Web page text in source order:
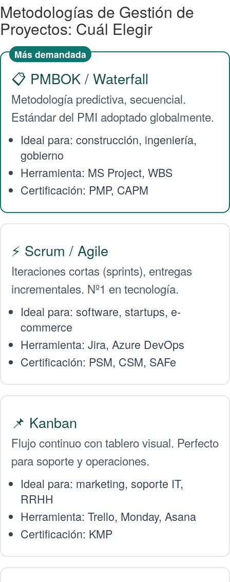
Metodologías de Gestión de
Proyectos: Cuál Elegir
Más demandada
📋 PMBOK / Waterfall
Metodología predictiva, secuencial.
Estándar del PMI adoptado globalmente.
Ideal para: construcción, ingeniería,
gobierno
Herramienta: MS Project, WBS
Certificación: PMP, CAPM
⚡ Scrum / Agile
Iteraciones cortas (sprints), entregas
incrementales. Nº1 en tecnología.
Ideal para: software, startups, e-
commerce
Herramienta: Jira, Azure DevOps
Certificación: PSM, CSM, SAFe
📌 Kanban
Flujo continuo con tablero visual. Perfecto
para soporte y operaciones.
Ideal para: marketing, soporte IT,
RRHH
Herramienta: Trello, Monday, Asana
Certificación: KMP